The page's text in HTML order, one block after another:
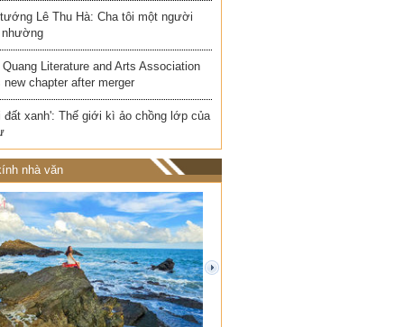
Lê Thu Hà: Cha tôi một người
nhường
Literature and Arts Association
new chapter after merger
đất xanh': Thế giới kì ảo chồng lớp của
nhà văn
next